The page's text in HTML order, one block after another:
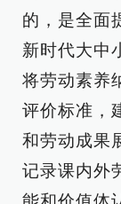
的，是全面
新时代大中
将劳动素养
评价标准，
和劳动成果
记录课内外